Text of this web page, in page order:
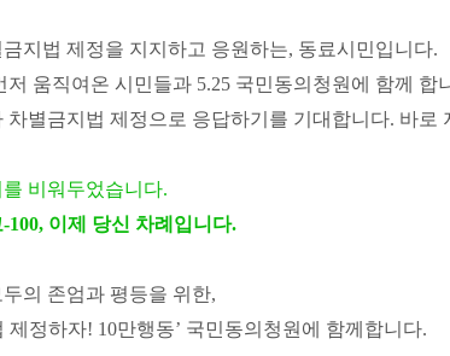
지법 제정을 지지하고 응원하는, 동료시민입니다.
저 움직여온 시민들과 5.25 국민동의청원에 함께 합
차별금지법 제정으로 응답하기를 기대합니다. 바로
비워두었습니다.
100, 이제 당신 차례입니다.
두의 존엄과 평등을 위한,
제정하자! 10만행동’ 국민동의청원에 함께합니다.